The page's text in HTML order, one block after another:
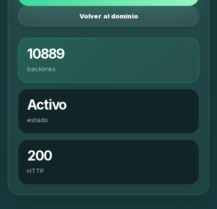
Volver al dominio
10889
backlinks
Activo
estado
200
HTTP